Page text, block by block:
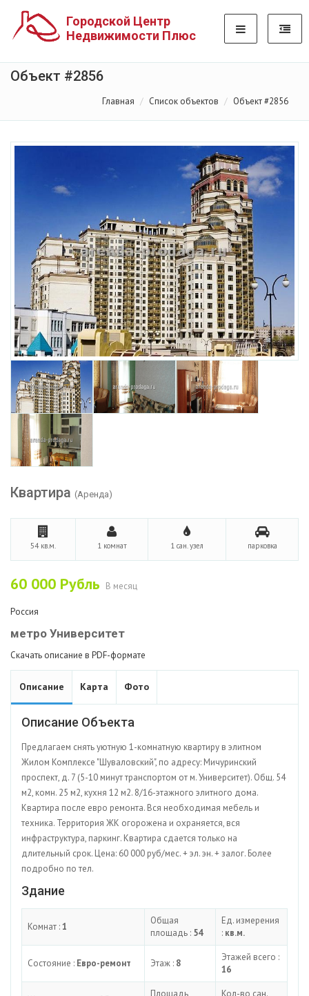
Городской Центр
Недвижимости Плюс
Объект #2856
Главная Список объектов Объект #2856
Квартира (Аренда)
54 кв.м. 1 комнат 1 сан. узел парковка
60 000 Рубль В месяц
Россия
метро Университет
Скачать описание в PDF-формате
Описание Карта Фото
Описание Объекта
Предлагаем снять уютную 1-комнатную квартиру в элитном
Жилом Комплексе "Шуваловский", по адресу: Мичуринский
проспект, д. 7 (5-10 минут транспортом от м. Университет). Общ. 54
м2, комн. 25 м2, кухня 12 м2. 8/16-этажного элитного дома.
Квартира после евро ремонта. Вся необходимая мебель и
техника. Территория ЖК огорожена и охраняется, вся
инфраструктура, паркинг. Квартира сдается только на
длительный срок. Цена: 60 000 руб/мес. + эл. эн. + залог. Более
подробно по тел.
Здание
Комнат :1
Общая
площадь : 54
Ед. измерения
: кв.м.
Состояние : Евро-ремонт Этаж : 8
Этажей всего :
16